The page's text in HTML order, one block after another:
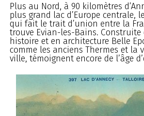
Plus au Nord, à 90 kilomètres
plus grand lac d’Europe centrale,
qui fait le trait d’union entre la
trouve Evian-les-Bains.
histoire et en architecture Belle
comme les anciens Thermes et la
ville, témoignent encore de l’âge